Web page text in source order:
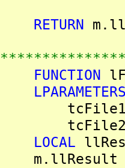
RETURN
FUNCTION
LOCAL
m.llResult